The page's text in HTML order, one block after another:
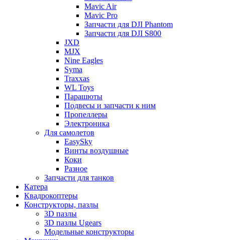
Mavic Air
Mavic Pro
Запчасти для DJI Phantom
Запчасти для DJI S800
JXD
MJX
Nine Eagles
Syma
Traxxas
WL Toys
Парашюты
Подвесы и запчасти к ним
Пропеллеры
Электроника
Для самолетов
EasySky
Винты воздушные
Коки
Разное
Запчасти для танков
Катера
Квадрокоптеры
Конструкторы, пазлы
3D пазлы
3D пазлы Ugears
Модельные конструкторы